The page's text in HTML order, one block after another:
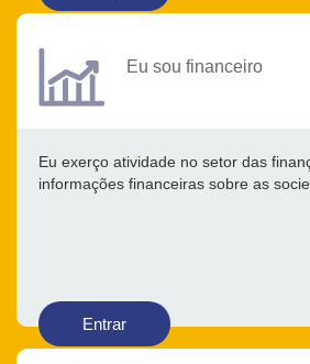
Eu sou financeiro
Eu exerço atividade no setor das
informações financeiras sobre as
Entrar